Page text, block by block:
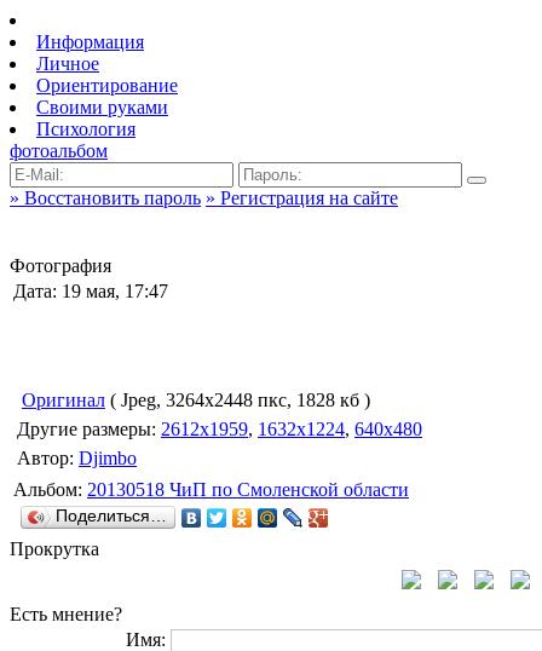
Информация
Личное
Ориентирование
Своими руками
Психология
фотоальбом
» Восстановить пароль » Регистрация на сайте
Фотография
Дата: 19 мая, 17:47
Оригинал ( Jpeg, 3264x2448 пкс, 1828 кб )
Другие размеры: 2612x1959, 1632x1224, 640x480
Автор: Djimbo
Альбом: 20130518 ЧиП по Смоленской области
Поделиться…
Прокрутка
Есть мнение?
Имя: